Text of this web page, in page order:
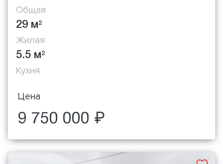
Общая
29 м2
Жилая
5.5 м2
Кухня
Цена
9 750 000 ₽